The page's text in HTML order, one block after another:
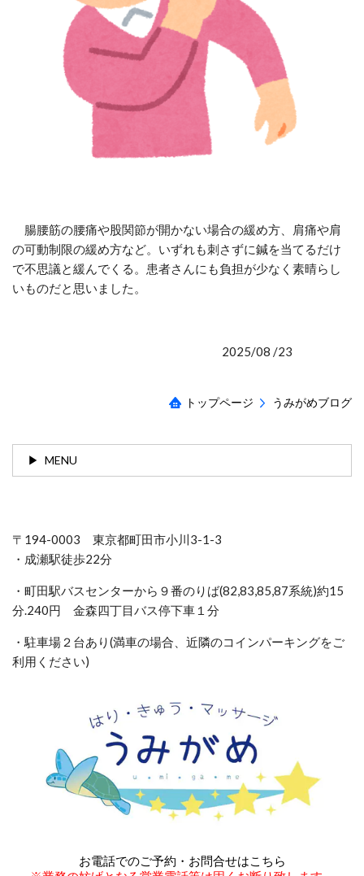
腸腰筋の腰痛や股関節が開かない場合の緩め方、肩痛や肩
の可動制限の緩め方など。いずれも刺さずに鍼を当てるだけ
で不思議と緩んでくる。患者さんにも負担が少なく素晴らし
いものだと思いました。
2025/08 /23
トップページ うみがめブログ
MENU
〒194-0003 東京都町田市小川3-1-3
・成瀬駅徒歩22分
・町田駅バスセンターから９番のりば(82,83,85,87系統)約15
分.240円 金森四丁目バス停下車１分
・駐車場２台あり(満車の場合、近隣のコインパーキングをご
利用ください)
お電話でのご予約・お問合せはこちら